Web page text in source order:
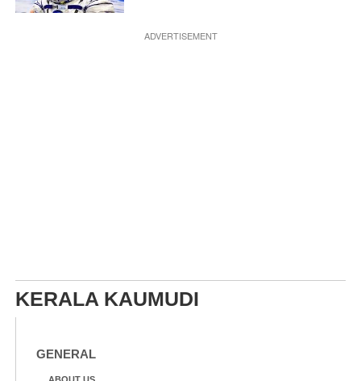
ADVERTISEMENT
KERALA KAUMUDI
GENERAL